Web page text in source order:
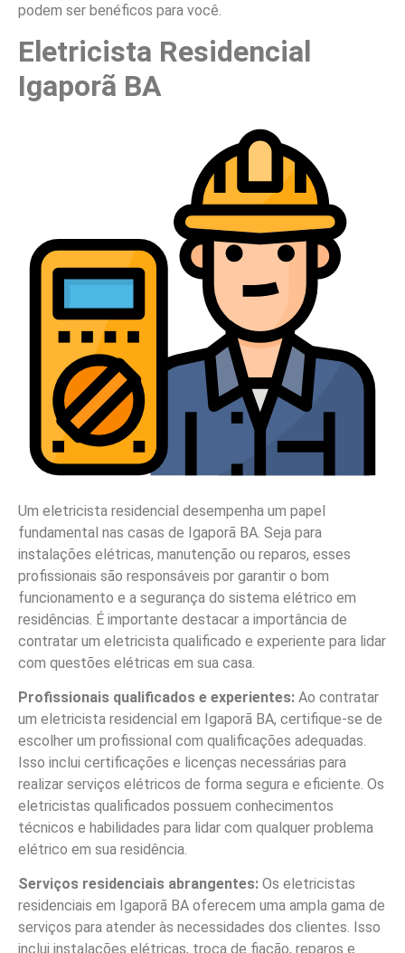
podem ser benéficos para você.
Eletricista Residencial
Igaporã BA
Um eletricista residencial desempenha um papel
fundamental nas casas de Igaporã BA. Seja para
instalações elétricas, manutenção ou reparos, esses
profissionais são responsáveis por garantir o bom
funcionamento e a segurança do sistema elétrico em
residências. É importante destacar a importância de
contratar um eletricista qualificado e experiente para lidar
com questões elétricas em sua casa.
Profissionais qualificados e experientes: Ao contratar
um eletricista residencial em Igaporã BA, certifique-se de
escolher um profissional com qualificações adequadas.
Isso inclui certificações e licenças necessárias para
realizar serviços elétricos de forma segura e eficiente. Os
eletricistas qualificados possuem conhecimentos
técnicos e habilidades para lidar com qualquer problema
elétrico em sua residência.
Serviços residenciais abrangentes: Os eletricistas
residenciais em Igaporã BA oferecem uma ampla gama de
serviços para atender às necessidades dos clientes. Isso
inclui instalações elétricas, troca de fiação, reparos e